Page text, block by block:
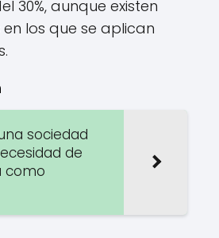
30%, aunque existen
los que se aplican
sociedad
de
como